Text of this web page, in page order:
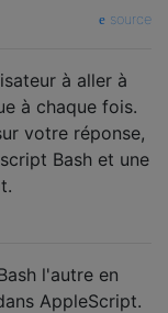
source
à aller à
à chaque fois.
votre réponse,
Bash et une
l'autre en
AppleScript.